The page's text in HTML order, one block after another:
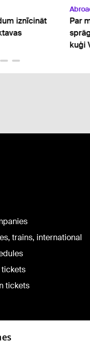
iznīcināt
Par
kuģi
trains, international
tickets
tickets